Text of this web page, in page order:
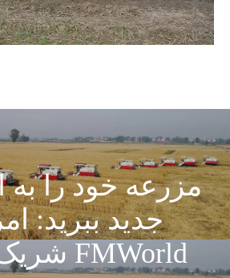
مزرعه خود را به
جدید ببرید:
FMWorld شریک شوید!